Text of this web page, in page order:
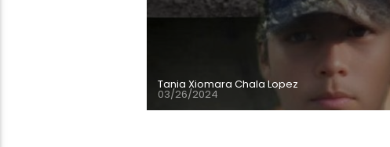
Tania Xiomara Chala Lopez
03/26/2024